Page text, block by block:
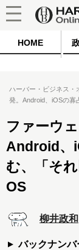
HOME
ハーバー・ビジネス・
発。Android、iOSの
ファーウ
Android、
む、「そ
OS
柳井政和
バックナンバ